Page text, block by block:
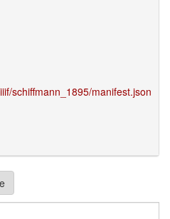
schiffmann_1895/manifest.json